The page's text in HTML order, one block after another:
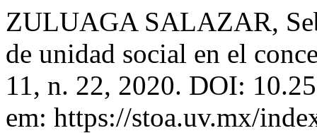
ZULUAGA SALAZAR,
de unidad social en el
11, n. 22, 2020. DOI:
em: https://stoa.uv.mx/